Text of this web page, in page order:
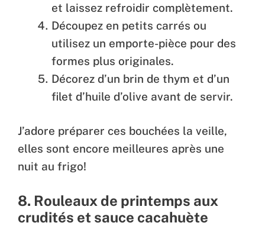
et laissez refroidir complètement.
Découpez en petits carrés ou
utilisez un emporte-pièce pour des
formes plus originales.
Décorez d’un brin de thym et d’un
filet d’huile d’olive avant de servir.
J’adore préparer ces bouchées la veille,
elles sont encore meilleures après une
nuit au frigo!
8. Rouleaux de printemps aux
crudités et sauce cacahuète